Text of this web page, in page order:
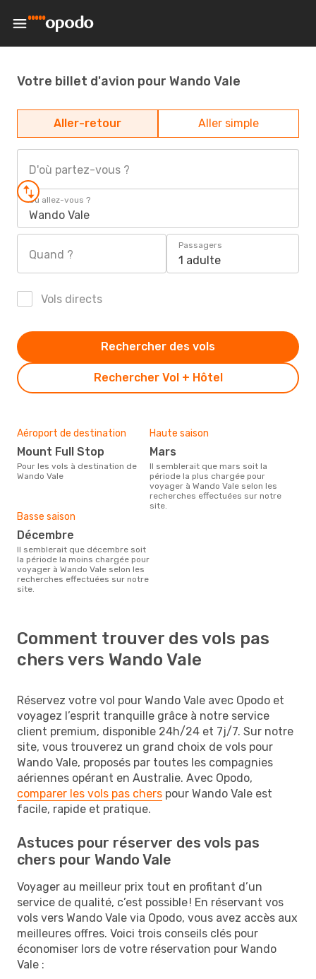
Votre billet d'avion pour Wando Vale
Aller-retour Aller simple
D'où partez-vous ?
Où allez-vous ?
Wando Vale
Quand ?
Passagers
1 adulte
Vols directs
Rechercher Vol + Hôtel
Rechercher des vols
Aéroport de destination
Mount Full Stop
Pour les vols à destination de
Wando Vale
Haute saison
mars
Il semblerait que mars soit la
période la plus chargée pour
voyager à Wando Vale selon les
recherches effectuées sur notre
site.
Basse saison
décembre
Il semblerait que décembre soit
la période la moins chargée pour
voyager à Wando Vale selon les
recherches effectuées sur notre
site.
Comment trouver des vols pas
chers vers Wando Vale
Réservez votre vol pour Wando Vale avec Opodo et
voyagez l’esprit tranquille grâce à notre service
client premium, disponible 24h/24 et 7j/7. Sur notre
site, vous trouverez un grand choix de vols pour
Wando Vale, proposés par toutes les compagnies
aériennes opérant en Australie. Avec Opodo,
comparer les vols pas chers pour Wando Vale est
facile, rapide et pratique.
Astuces pour réserver des vols pas
chers pour Wando Vale
Voyager au meilleur prix tout en profitant d’un
service de qualité, c’est possible ! En réservant vos
vols vers Wando Vale via Opodo, vous avez accès aux
meilleures offres. Voici trois conseils clés pour
économiser lors de votre réservation pour Wando
Vale :